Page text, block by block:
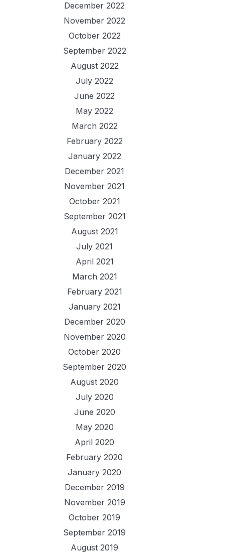
December 2022
November 2022
October 2022
September 2022
August 2022
July 2022
June 2022
May 2022
March 2022
February 2022
January 2022
December 2021
November 2021
October 2021
September 2021
August 2021
July 2021
April 2021
March 2021
February 2021
January 2021
December 2020
November 2020
October 2020
September 2020
August 2020
July 2020
June 2020
May 2020
April 2020
February 2020
January 2020
December 2019
November 2019
October 2019
September 2019
August 2019